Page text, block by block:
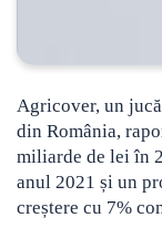
Agricover, un
din România,
miliarde de lei în
anul 2021 și un
creștere cu 7%